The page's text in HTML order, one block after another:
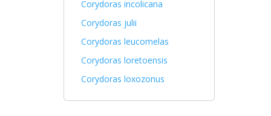
Corydoras incolicana
Corydoras julii
Corydoras leucomelas
Corydoras loretoensis
Corydoras loxozonus